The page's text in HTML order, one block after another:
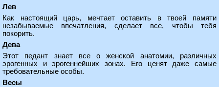
Лев
Как настоящий царь, мечтает оставить в твоей памяти
незабываемые впечатления, сделает все, чтобы тебя
покорить.
Дева
Этот педант знает все о женской анатомии, различных
эрогенных и эрогеннейших зонах. Его ценят даже самые
требовательные особы.
Весы